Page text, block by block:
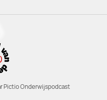
Pictio Onderwijspodcast